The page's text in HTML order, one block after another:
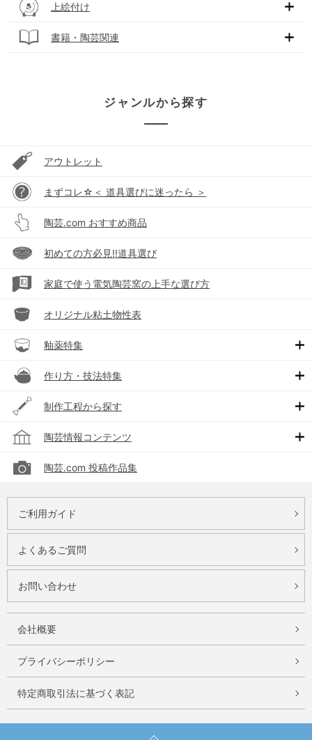
上絵付け
書籍・陶芸関連
ジャンルから探す
アウトレット
まずコレ☆＜ 道具選びに迷ったら ＞
陶芸.com おすすめ商品
初めての方必見!!道具選び
家庭で使う電気陶芸窯の上手な選び方
オリジナル粘土物性表
釉薬特集
作り方・技法特集
制作工程から探す
陶芸情報コンテンツ
陶芸.com 投稿作品集
ご利用ガイド
よくあるご質問
お問い合わせ
会社概要
プライバシーポリシー
特定商取引法に基づく表記